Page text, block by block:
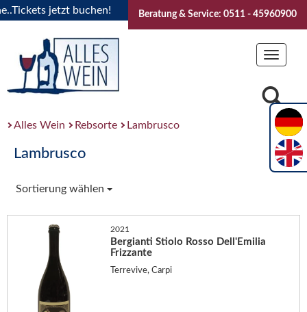
jetzt buchen! "Das Sommerfest 2026" Vive la
Beratung & Service: 0511 - 45960900
Toggle
Alles Wein Rebsorte Lambrusco
Lambrusco
Sortierung wählen
2021
Bergianti Stiolo Rosso Dell'Emilia
Frizzante
Terrevive, Carpi